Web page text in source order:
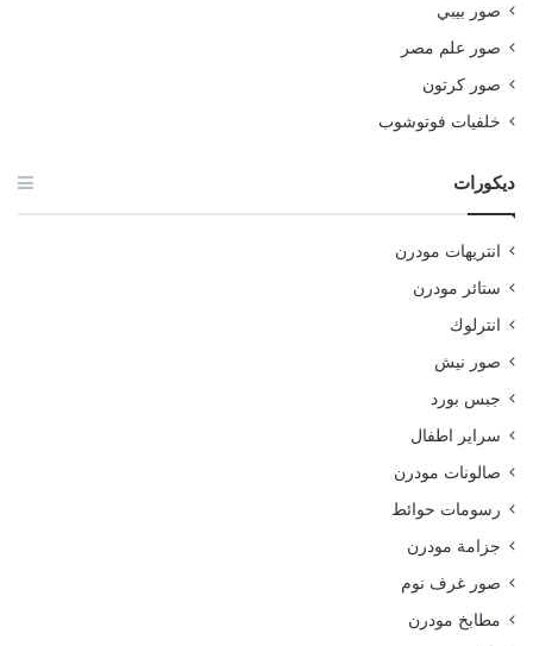
صور بيبي
صور علم مصر
صور كرتون
خلفيات فوتوشوب
ديكورات
انتريهات مودرن
ستائر مودرن
انترلوك
صور نيش
جبس بورد
سراير اطفال
صالونات مودرن
رسومات حوائط
جزامة مودرن
صور غرف نوم
مطابخ مودرن